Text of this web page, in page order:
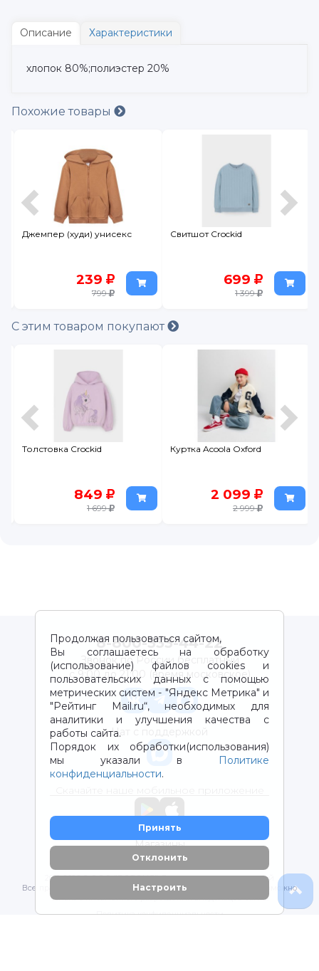
Описание Характеристики
хлопок 80%;полиэстер 20%
Похожие товары
Джемпер (худи) унисекс
239
799
Свитшот Crockid
699
1 399
С этим товаром покупают
Толстовка Crockid
849
1 699
Куртка Acoola Oxford
2 099
2 999
Продолжая пользоваться сайтом,
Вы соглашаетесь на обработку
(использование) файлов cookies и
пользовательских данных с помощью
метрических систем - "Яндекс Метрика" и
"Рейтинг Mail.ru“, необходимых для
аналитики и улучшения качества с
работы сайта.
Порядок их обработки(использования)
мы указали в
Политике
конфиденциальности.
Принять
Отклонить
Настроить
8-800-333-44-22
Звонок по России бесплатный
с 9:00 до 21:00 (время московское)
Чат с поддержкой
Магазины
2012-2026 © ООО "ВОТОНЯ". Детские товары с доставкой
Все права защищены. Любое использование материалов возможно
только с письменного разрешения владельцев сайта.
Политика конфиденциальности